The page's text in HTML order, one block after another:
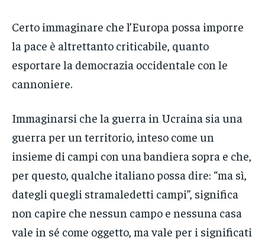
Certo immaginare che l’Europa possa imporre
la pace è altrettanto criticabile, quanto
esportare la democrazia occidentale con le
cannoniere.
Immaginarsi che la guerra in Ucraina sia una
guerra per un territorio, inteso come un
insieme di campi con una bandiera sopra e che,
per questo, qualche italiano possa dire: “ma sì,
dategli quegli stramaledetti campi”, significa
non capire che nessun campo e nessuna casa
vale in sé come oggetto, ma vale per i significati